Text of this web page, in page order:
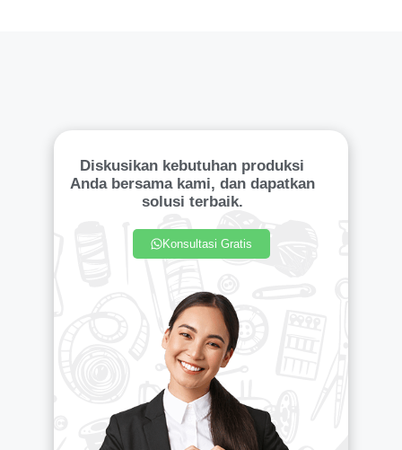
Diskusikan kebutuhan produksi
Anda bersama kami, dan dapatkan
solusi terbaik.
Konsultasi Gratis